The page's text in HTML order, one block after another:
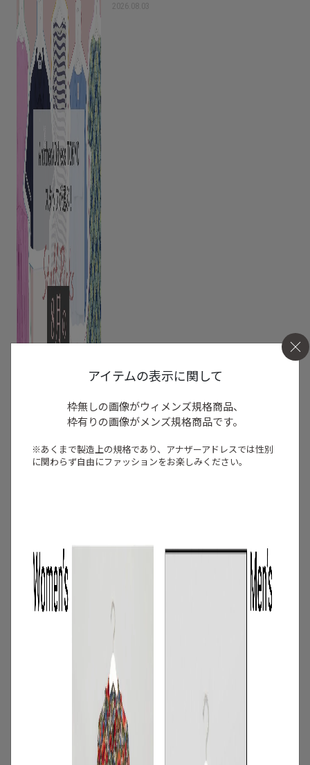
2026.08.03
特集
【夏に映える別注ワンピース】ディウ
カ・レリル・アローブの特別なドレスが
登場！
アイテムの表示に関して
枠無しの画像がウィメンズ規格商品、
枠有りの画像がメンズ規格商品です。
※あくまで製造上の規格であり、アナザーアドレスでは性別
に関わらず自由にファッションをお楽しみください。